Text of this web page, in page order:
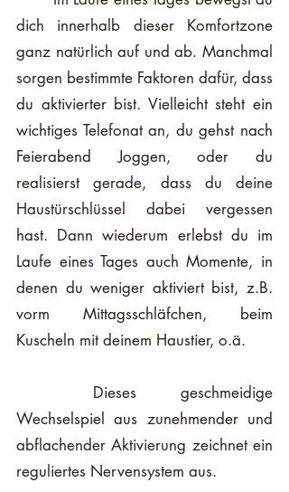
dich innerhalb dieser Komfortzone
ganz natürlich auf und ab. Manchmal
sorgen bestimmte Faktoren dafür, dass
du aktivierter bist. Vielleicht steht ein
wichtiges Telefonat an, du gehst nach
Feierabend Joggen, oder du
realisierst gerade, dass du deine
Haustürschlüssel dabei vergessen
hast. Dann wiederum erlebst du im
Laufe eines Tages auch Momente, in
denen du weniger aktiviert bist, z.B.
vorm Mittagsschläfchen, beim
Kuscheln mit deinem Haustier, o.ä.
Wechselspiel aus zunehmender und
abflachender Aktivierung zeichnet ein
reguliertes Nervensystem aus.